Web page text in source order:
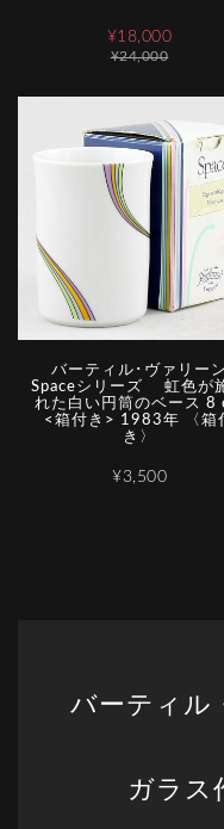
¥24,000
¥18,000
バーティル･ヴァリーン
Spaceシリーズ 虹色が
れた白い円筒のベース 8
<箱付き> 1983年 〈箱
き〉
¥3,500
バーティル
ガラス